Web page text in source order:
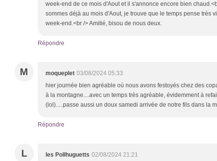
week-end de ce mois d'Aout et il s'annonce encore bien
sommes déjà au mois d'Aout, je trouve que le temps pense très
week-end.<br /> Amitié, bisou de nous deux.
Répondre
M moqueplet 03/08/2024 05:33
hier journée bien agréable où nous avons festoyés chez des
à la montagne....avec un temps très agréable, évidemment à
(lol).....passe aussi un doux samedi arrivée de notre fils dans la
Répondre
L les Pollhuguetts 02/08/2024 21:21